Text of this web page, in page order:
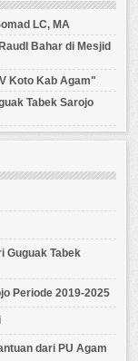
LC, MA
Bahar di Mesjid
Koto Kab Agam"
Tabek Sarojo
Guguak Tabek
Periode 2019-2025
dari PU Agam